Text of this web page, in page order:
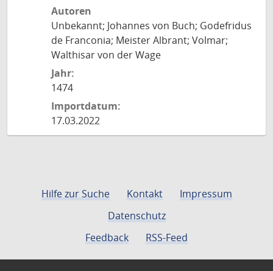
Autoren
Unbekannt; Johannes von Buch; Godefridus
de Franconia; Meister Albrant; Volmar;
Walthisar von der Wage
Jahr:
1474
Importdatum:
17.03.2022
Hilfe zur Suche Kontakt
Impressum
Datenschutz
Feedback
RSS-Feed